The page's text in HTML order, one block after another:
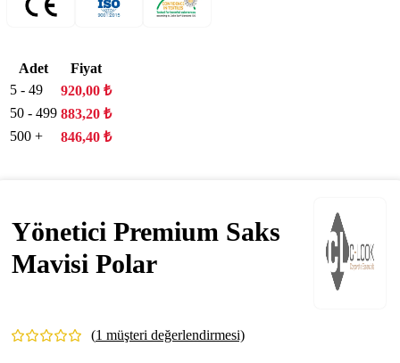
Adet
Fiyat
5 - 49
920,00 ₺
50 - 499 883,20 ₺
500 +
846,40 ₺
Yönetici Premium Saks
Mavisi Polar
(1 müşteri değerlendirmesi)